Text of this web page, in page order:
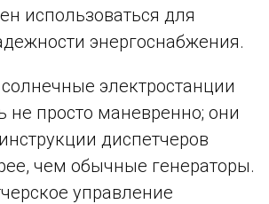
использоваться для
энергоснабжения.
электростанции
не просто маневренно; они
диспетчеров
чем обычные генераторы.
управление